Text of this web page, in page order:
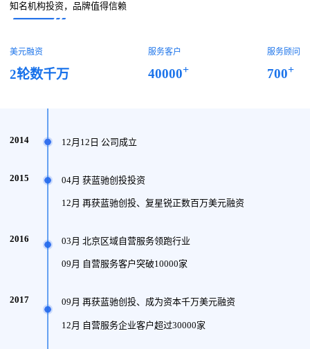
知名机构投资，品牌值得信赖
美元融资
2轮数千万
服务客户
40000+
服务顾问
700+
2014 12月12日 公司成立
2015 04月 获蓝驰创投投资
12月 再获蓝驰创投、复星锐正数百万美元融资
2016 03月 北京区域自营服务领跑行业
09月 自营服务客户突破10000家
2017 09月 再获蓝驰创投、成为资本千万美元融资
12月 自营服务企业客户超过30000家